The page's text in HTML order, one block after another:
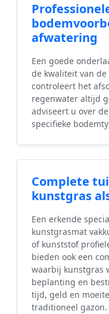
afwatering
Een goede
de kwaliteit van
controleert het
regenwater altijd
adviseert u over
specifieke
Complete
kunstgras
Een erkende
kunstgrasmat
of kunststof
bieden ook een
waarbij kunstgras
beplanting en
tijd, geld en
traditioneel gazon.